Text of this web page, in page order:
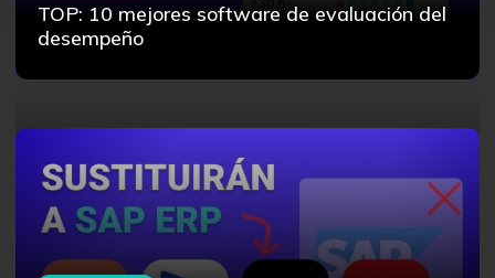
TOP: 10 mejores software de evaluación del
desempeño